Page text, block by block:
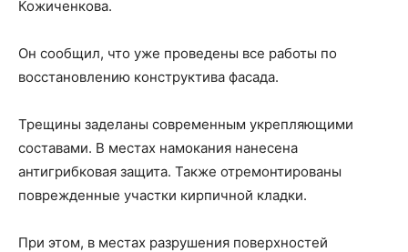
Кожиченкова.
Он сообщил, что уже проведены все работы по
восстановлению конструктива фасада.
Трещины заделаны современным укрепляющими
составами. В местах намокания нанесена
антигрибковая защита. Также отремонтированы
поврежденные участки кирпичной кладки.
При этом, в местах разрушения поверхностей